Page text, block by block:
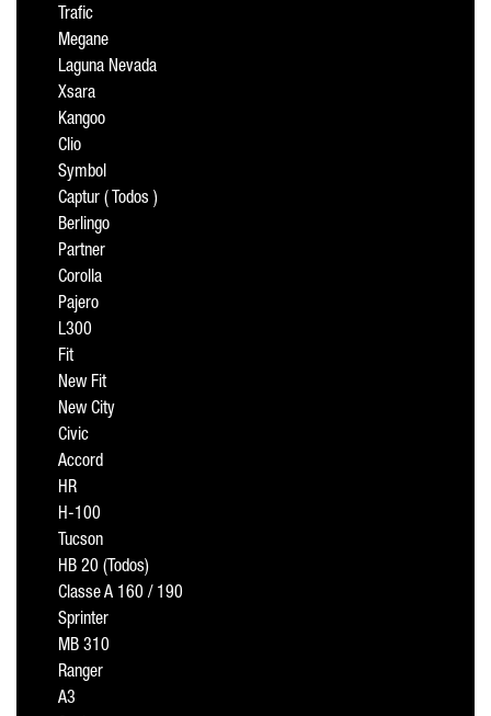
Trafic
Megane
Laguna Nevada
Xsara
Kangoo
Clio
Symbol
Captur ( Todos )
Berlingo
Partner
Corolla
Pajero
L300
Fit
New Fit
New City
Civic
Accord
HR
H-100
Tucson
HB 20 (Todos)
Classe A 160 / 190
Sprinter
MB 310
Ranger
A3